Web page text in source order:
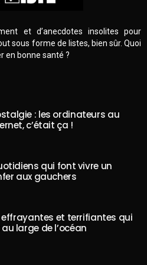
et d’anecdotes insolites pour
sous forme de listes, bien sûr. Quoi
en bonne santé ?
: les ordinateurs au
c’était ça !
qui font vivre un
aux gauchers
effrayantes et terrifiantes qui
large de l’océan